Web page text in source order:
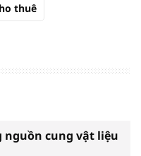
thuê
nguồn cung vật liệu